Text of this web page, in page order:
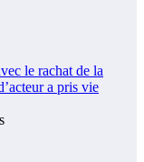
le rachat de la
a pris vie